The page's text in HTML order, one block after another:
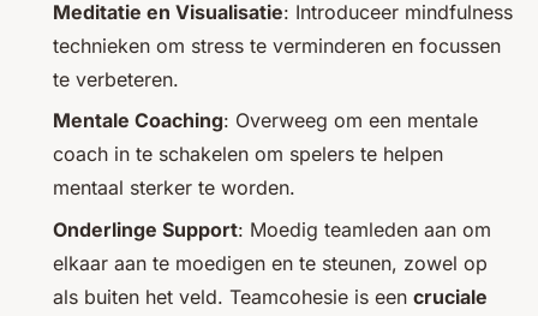
Meditatie en Visualisatie: Introduceer mindfulness
technieken om stress te verminderen en focussen
te verbeteren.
Mentale Coaching: Overweeg om een mentale
coach in te schakelen om spelers te helpen
mentaal sterker te worden.
Onderlinge Support: Moedig teamleden aan om
elkaar aan te moedigen en te steunen, zowel op
als buiten het veld. Teamcohesie is een cruciale